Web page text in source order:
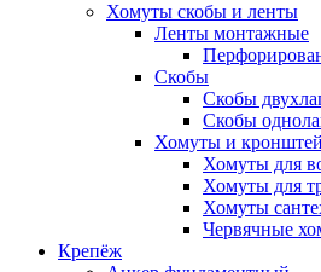
Хомуты скобы и ленты
Ленты монтажные
Скобы
Скобы
Скобы
Хомуты и
Хомуты для
Хомуты для
Хомуты
Червячные
Крепёж